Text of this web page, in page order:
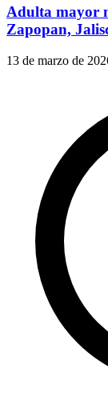
Adulta mayor
Zapopan,
13 de marzo de